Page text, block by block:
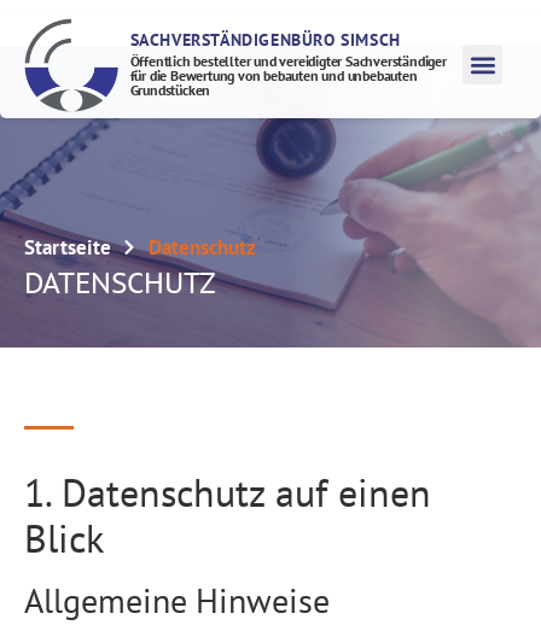
SACHVERSTÄNDIGENBÜRO SIMSCH
Öffentlich bestellter und vereidigter Sachverständiger
für die Bewertung von bebauten und unbebauten
Grundstücken
Startseite Datenschutz
DATENSCHUTZ
1. Datenschutz auf einen
Blick
Allgemeine Hinweise